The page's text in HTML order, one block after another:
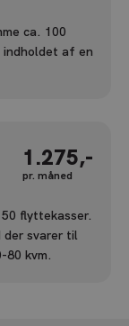
ca. 100
af en
1.275,-
pr. måned
flyttekasser.
der svarer til
80 kvm.